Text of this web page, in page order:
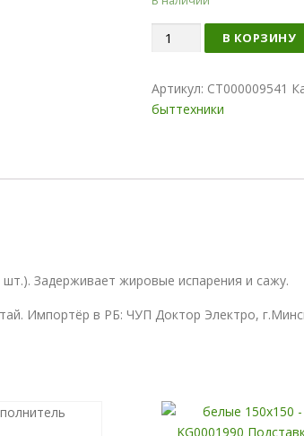
КоличествоВ КОРЗИНУ
Артикул: СТ000009541
быттехники
шт.). Задерживает жировые испарения и сажу.
Импортёр в РБ: ЧУП Доктор Электро,